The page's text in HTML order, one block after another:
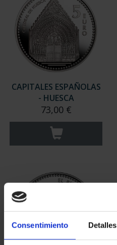
Consentimiento Detalles
CAPITALES ESPAÑOLAS
- HUESCA
73,00 €